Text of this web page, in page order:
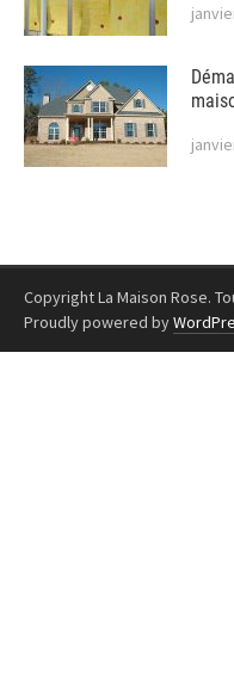
Copyright La Maison Rose.
Proudly powered by